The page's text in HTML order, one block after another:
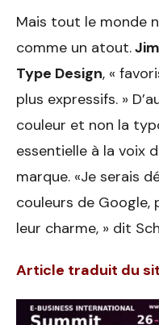
Mais tout le monde
comme un atout.
Type Design, «
plus expressifs. »
couleur et non la
essentielle à la voix
marque. «Je serais
couleurs de
leur charme, » dit
Article traduit du